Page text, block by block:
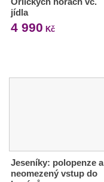
jídla
4 990 Kč
Jeseníky: polopenze a
neomezený vstup do